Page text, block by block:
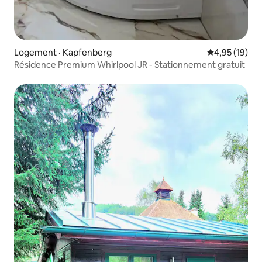
Logement · Kapfenberg Note
4,95 (19)
Résidence Premium Whirlpool JR - Stationnement gratuit